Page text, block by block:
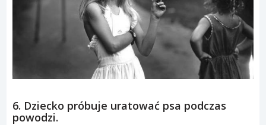
6. Dziecko próbuje uratować psa podczas
powodzi.